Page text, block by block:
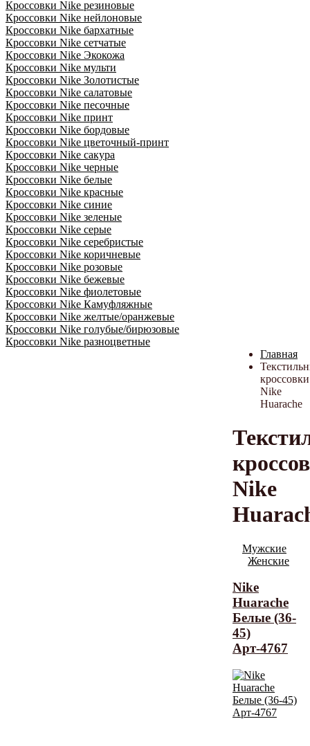
Кроссовки Nike резиновые
Кроссовки Nike нейлоновые
Кроссовки Nike бархатные
Кроссовки Nike сетчатые
Кроссовки Nike Экокожа
Кроссовки Nike мульти
Кроссовки Nike Золотистые
Кроссовки Nike салатовые
Кроссовки Nike песочные
Кроссовки Nike принт
Кроссовки Nike бордовые
Кроссовки Nike цветочный-принт
Кроссовки Nike сакура
Кроссовки Nike черные
Кроссовки Nike белые
Кроссовки Nike красные
Кроссовки Nike синие
Кроссовки Nike зеленые
Кроссовки Nike серые
Кроссовки Nike серебристые
Кроссовки Nike коричневые
Кроссовки Nike розовые
Кроссовки Nike бежевые
Кроссовки Nike фиолетовые
Кроссовки Nike Камуфляжные
Кроссовки Nike желтые/оранжевые
Кроссовки Nike голубые/бирюзовые
Кроссовки Nike разноцветные
Главная
кроссовки
Nike
Huarache
Nike
Мужские
Женские
Nike
Huarache
Белые (36-
45)
Арт-4767